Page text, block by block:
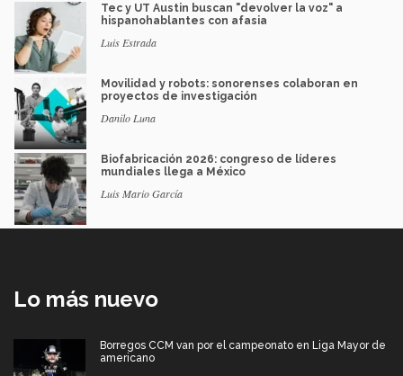
Tec y UT Austin buscan "devolver la voz" a
hispanohablantes con afasia
Luis Estrada
Movilidad y robots: sonorenses colaboran en
proyectos de investigación
Danilo Luna
Biofabricación 2026: congreso de líderes
mundiales llega a México
Luis Mario García
Lo más nuevo
Borregos CCM van por el campeonato en Liga Mayor de
americano